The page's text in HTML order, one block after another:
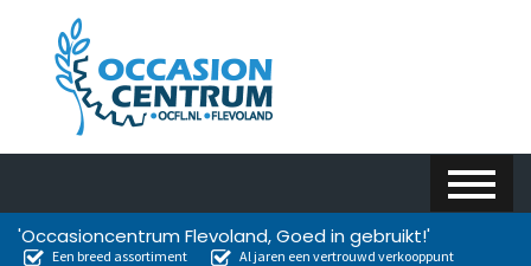
'Occasioncentrum Flevoland, Goed in gebruikt!'
Een breed assortiment Al jaren een vertrouwd verkooppunt